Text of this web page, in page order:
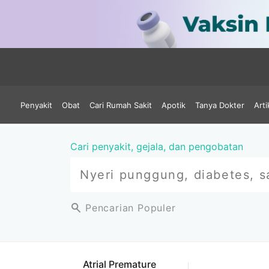
Penyakit Obat Cari Rumah Sakit Apotik Tanya Dokter
Cari penyakit, gejala, dan pengobatan
Pencarian Populer
Atrial Premature